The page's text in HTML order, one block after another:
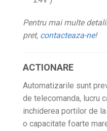
Pentru mai multe
pret, contacteaza-ne!
ACTIONARE
Automatizarile sunt
de telecomanda, lucru
inchiderea portilor de
o capacitate foarte